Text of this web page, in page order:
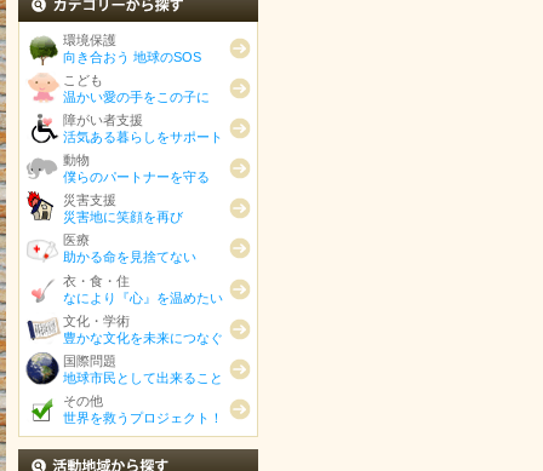
環境保護
向き合おう 地球のSOS
こども
温かい愛の手をこの子に
障がい者支援
活気ある暮らしをサポート
動物
僕らのパートナーを守る
災害支援
災害地に笑顔を再び
医療
助かる命を見捨てない
衣・食・住
なにより『心』を温めたい
文化・学術
豊かな文化を未来につなぐ
国際問題
地球市民として出来ること
その他
世界を救うプロジェクト！